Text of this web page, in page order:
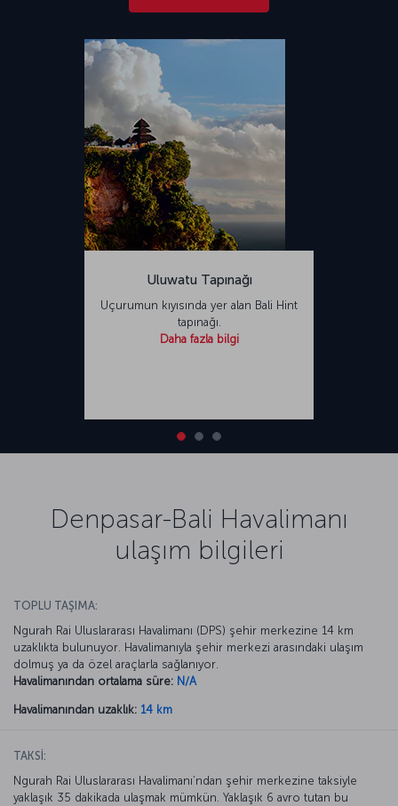
Uluwatu Tapınağı
Uçurumun kıyısında yer alan Bali Hint
tapınağı.
Daha fazla bilgi
Denpasar-Bali Havalimanı
ulaşım bilgileri
TOPLU TAŞIMA:
Ngurah Rai Uluslararası Havalimanı (DPS) şehir merkezine 14 km
uzaklıkta bulunuyor. Havalimanıyla şehir merkezi arasındaki ulaşım
dolmuş ya da özel araçlarla sağlanıyor.
Havalimanından ortalama süre: N/A
Havalimanından uzaklık: 14 km
TAKSİ:
Ngurah Rai Uluslararası Havalimanı’ndan şehir merkezine taksiyle
yaklaşık 35 dakikada ulaşmak mümkün. Yaklaşık 6 avro tutan bu